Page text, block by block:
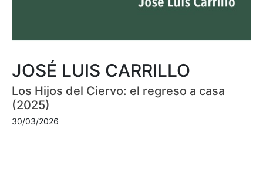
JOSÉ LUIS CARRILLO
Los Hijos del Ciervo: el regreso a casa
(2025)
30/03/2026